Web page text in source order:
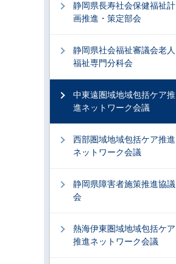
静岡県長寿社会保健福祉計
画推進・策定部会
静岡県社会福祉審議会老人
福祉専門分科会
中東遠圏域地域包括ケア推
進ネットワーク会議
西部圏域地域包括ケア推進
ネットワーク会議
静岡県障害者施策推進協議
会
熱海伊東圏域地域包括ケア
推進ネットワーク会議